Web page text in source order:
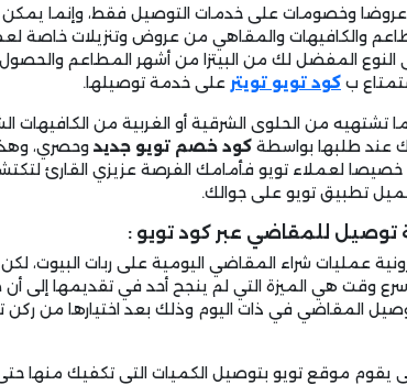
وخصومات على خدمات التوصيل فقط، وإنما يمكن
والكافيهات والمقاهي من عروض وتنزيلات خاصة
المفضل لك من البيتزا من أشهر المطاعم والحصول
ب كود تويو تويتر على خدمة توصيلها.
من الحلوى الشرقية أو الغربية من الكافيهات
عند طلبها بواسطة كود خصم تويو جديد وحصري،
خصيصا لعملاء تويو فأمامك الفرصة عزيزي القارئ
تطبيق تويو على جوالك.
توصيل للمقاضي عبر كود تويو :
عمليات شراء المقاضي اليومية على ربات البيوت،
وقت هي الميزة التي لم ينجح أحد في تقديمها إلى
المقاضي في ذات اليوم وذلك بعد اختيارها من ركن
يقوم موقع تويو بتوصيل الكميات التي تكفيك منها